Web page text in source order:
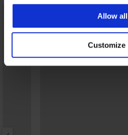
Allow all
Customize